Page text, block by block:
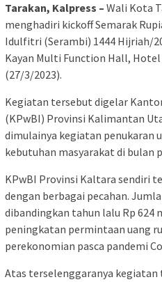
Tarakan, Kalpress – Wali Kota
menghadiri kickoff Semarak
Idulfitri (Serambi) 1444 Hijriah/
Kayan Multi Function Hall, Hotel
(27/3/2023).
Kegiatan tersebut digelar
(KPwBI) Provinsi Kalimantan
dimulainya kegiatan penukaran
kebutuhan masyarakat di bulan
KPwBI Provinsi Kaltara sendiri
dengan berbagai pecahan.
dibandingkan tahun lalu Rp 624
peningkatan permintaan uang
perekonomian pasca pandemi
Atas terselenggaranya